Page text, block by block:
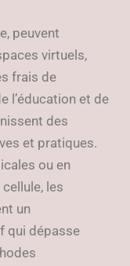
peuvent
virtuels,
frais de
l’éducation et de
des
et pratiques.
ou en
les
un
qui dépasse